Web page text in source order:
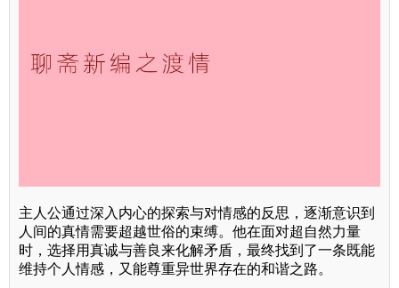
主人公通过深入内心的探索与对情感的反思，逐渐意识到
人间的真情需要超越世俗的束缚。他在面对超自然力量
时，选择用真诚与善良来化解矛盾，最终找到了一条既能
维持个人情感，又能尊重异世界存在的和谐之路。